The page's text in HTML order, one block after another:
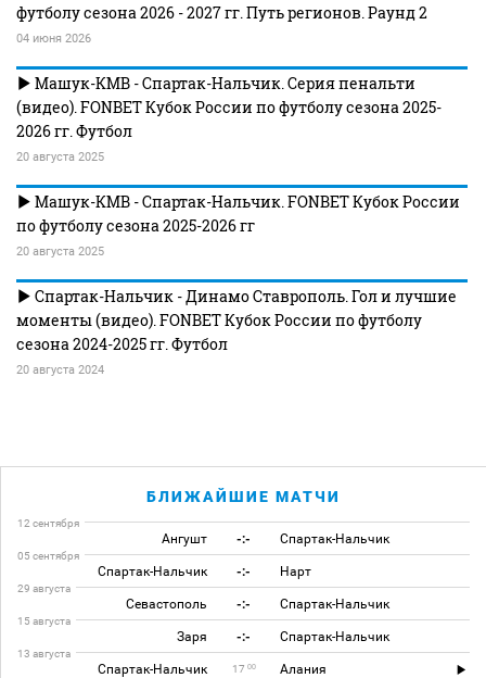
футболу сезона 2026 - 2027 гг. Путь регионов. Раунд 2
04 июня 2026
Машук-КМВ - Спартак-Нальчик. Серия пенальти
(видео). FONBET Кубок России по футболу сезона 2025-
2026 гг. Футбол
20 августа 2025
Машук-КМВ - Спартак-Нальчик. FONBET Кубок России
по футболу сезона 2025-2026 гг
20 августа 2025
Спартак-Нальчик - Динамо Ставрополь. Гол и лучшие
моменты (видео). FONBET Кубок России по футболу
сезона 2024-2025 гг. Футбол
20 августа 2024
БЛИЖАЙШИЕ МАТЧИ
12 сентября
Ангушт -:- Спартак-Нальчик
05 сентября
Спартак-Нальчик -:- Нарт
29 августа
Севастополь -:- Спартак-Нальчик
15 августа
Заря -:- Спартак-Нальчик
13 августа
Спартак-Нальчик 17 00 Алания